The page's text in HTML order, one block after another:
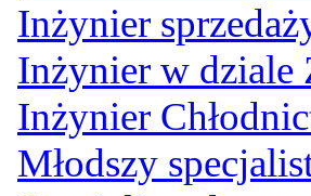
Inżynier
Inżynier w dziale
Inżynier
Młodszy